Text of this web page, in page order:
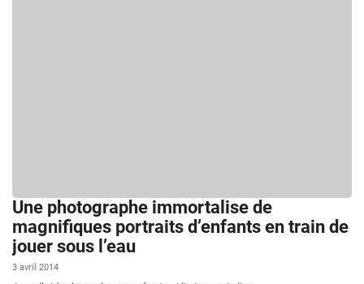
Une photographe immortalise de
magnifiques portraits d’enfants en train de
jouer sous l’eau
3 avril 2014